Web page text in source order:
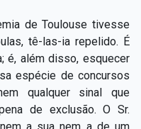
de Toulouse tivesse
tê-las-ia repelido. É
é, além disso, esquecer
espécie de concursos
qualquer sinal que
de exclusão. O Sr.